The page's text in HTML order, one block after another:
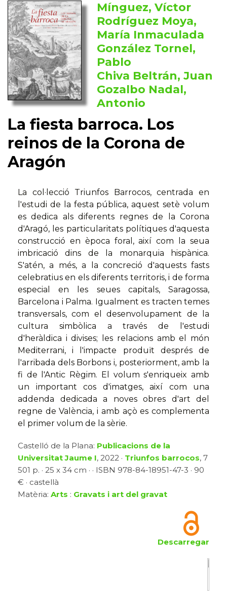
Mínguez, Víctor
Rodríguez Moya,
María Inmaculada
González Tornel,
Pablo
Chiva Beltrán, Juan
Gozalbo Nadal,
Antonio
La fiesta barroca. Los
reinos de la Corona de
Aragón
La col·lecció Triunfos Barrocos, centrada en
l'estudi de la festa pública, aquest setè volum
es dedica als diferents regnes de la Corona
d'Aragó, les particularitats polítiques d'aquesta
construcció en època foral, així com la seua
imbricació dins de la monarquia hispànica.
S'atén, a més, a la concreció d'aquests fasts
celebratius en els diferents territoris, i de forma
especial en les seues capitals, Saragossa,
Barcelona i Palma. Igualment es tracten temes
transversals, com el desenvolupament de la
cultura simbòlica a través de l'estudi
d'heràldica i divises; les relacions amb el món
Mediterrani, i l'impacte produït després de
l'arribada dels Borbons i, posteriorment, amb la
fi de l'Antic Règim. El volum s'enriqueix amb
un important cos d'imatges, així com una
addenda dedicada a noves obres d'art del
regne de València, i amb açò es complementa
el primer volum de la sèrie.
Castelló de la Plana: Publicacions de la
Universitat Jaume I, 2022 · Triunfos barrocos, 7
501 p. · 25 x 34 cm · · ISBN 978-84-18951-47-3 · 90
€ · castellà
Matèria: Arts : Gravats i art del gravat
Descarregar